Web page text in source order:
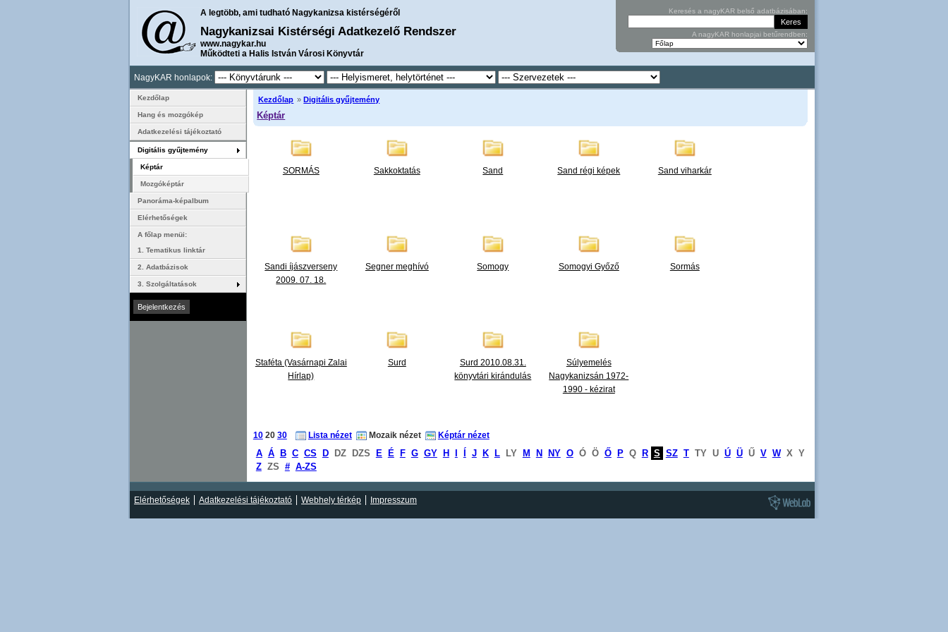
A legtöbb, ami tudható Nagykanizsa kistérségéről
Nagykanizsai Kistérségi Adatkezelő Rendszer
www.nagykar.hu
Működteti a Halis István Városi Könyvtár
Keresés a nagyKAR belső adatbázisában:
A nagyKAR honlapjai betűrendben:
NagyKAR honlapok:
Kezdőlap » Digitális gyűjtemény
Képtár
SORMÁS Sakkoktatás Sand Sand régi képek Sand viharkár
Sandi íjászverseny
2009. 07. 18.
Segner meghívó Somogy Somogyi Győző Sormás
Staféta (Vasárnapi Zalai
Hírlap)
Surd
Surd 2010.08.31.
könyvtári kirándulás
Súlyemelés
Nagykanizsán 1972-
1990 - kézirat
10 20 30 Lista nézet Mozaik nézet Képtár nézet
A Á B C CS D DZ DZS E É F G GY H I Í J K L LY M N NY O Ó Ö Ő P Q R S SZ T TY U Ú Ü Ű V W X Y
Z ZS # A-ZS
Kezdőlap
Hang és mozgókép
Adatkezelési tájékoztató
Digitális gyűjtemény
Képtár
Mozgóképtár
Panoráma-képalbum
Elérhetőségek
A főlap menüi:
1. Tematikus linktár
2. Adatbázisok
3. Szolgáltatások
Elérhetőségek Adatkezelési tájékoztató Webhely térkép Impresszum